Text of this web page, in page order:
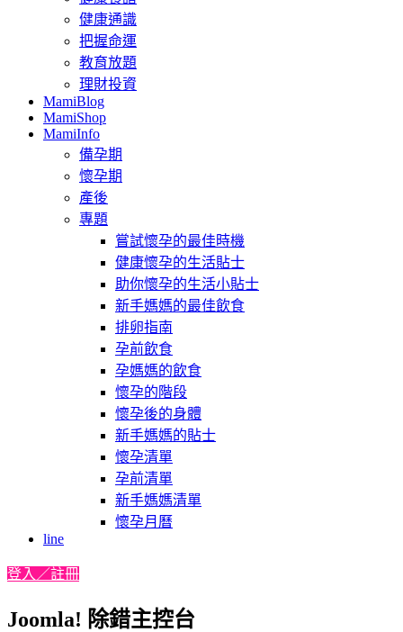
健康通識
把握命運
教育放題
理財投資
MamiBlog
MamiShop
MamiInfo
備孕期
懷孕期
產後
專題
嘗試懷孕的最佳時機
健康懷孕的生活貼士
助你懷孕的生活小貼士
新手媽媽的最佳飲食
排卵指南
孕前飲食
孕媽媽的飲食
懷孕的階段
懷孕後的身體
新手媽媽的貼士
懷孕清單
孕前清單
新手媽媽清單
懷孕月曆
line
登入／註冊
Joomla! 除錯主控台